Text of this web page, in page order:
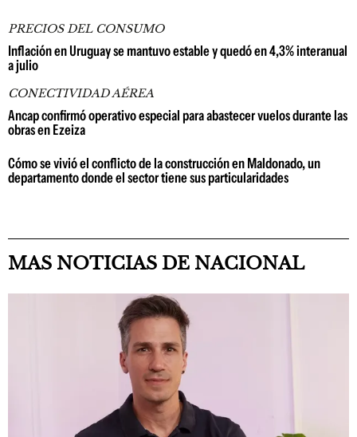
PRECIOS DEL CONSUMO
Inflación en Uruguay se mantuvo estable y quedó en 4,3% interanual
a julio
CONECTIVIDAD AÉREA
Ancap confirmó operativo especial para abastecer vuelos durante las
obras en Ezeiza
Cómo se vivió el conflicto de la construcción en Maldonado, un
departamento donde el sector tiene sus particularidades
MAS NOTICIAS DE NACIONAL